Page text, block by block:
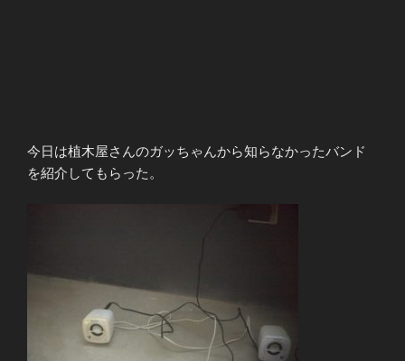
今日は植木屋さんのガッちゃんから知らなかったバンド
を紹介してもらった。